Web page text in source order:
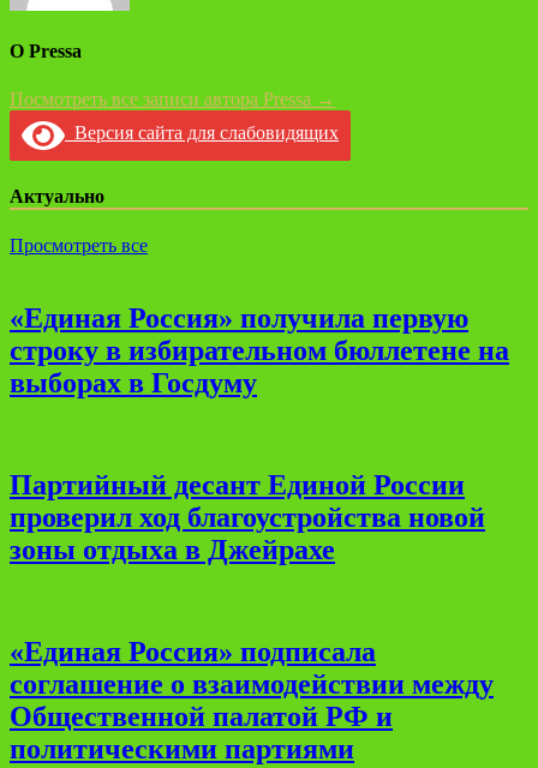
О Pressa
Посмотреть все записи автора Pressa →
Версия сайта для слабовидящих
Актуально
Просмотреть все
«Единая Россия» получила первую
строку в избирательном бюллетене на
выборах в Госдуму
Партийный десант Единой России
проверил ход благоустройства новой
зоны отдыха в Джейрахе
«Единая Россия» подписала
соглашение о взаимодействии между
Общественной палатой РФ и
политическими партиями